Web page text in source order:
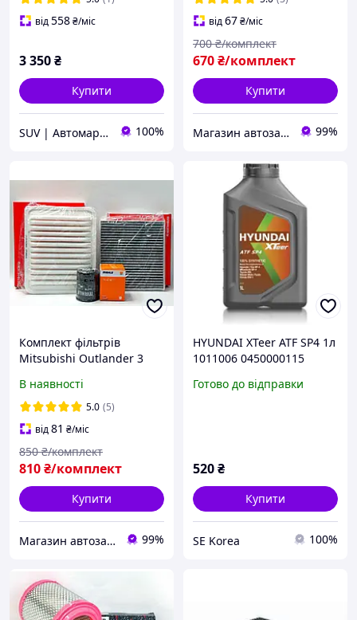
від558₴/міс
3 350₴
Купити
SUV | Автомаркет 100%
від67₴/міс
670₴/комплект
700 ₴/комплект
Купити
Магазин автозапчастин - Levoparts 99%
Комплект фільтрів
Mitsubishi Outlander 3
Аутлендер 3)
В наявності
5.0 (5)
від81 ₴/міс
810₴/комплект
850 ₴/комплект
Купити
Магазин автозапчастин - Levoparts 99%
HYUNDAI XTeer ATF SP4 1л
1011006 0450000115
Готово до відправки
520₴
Купити
SE Korea 100%